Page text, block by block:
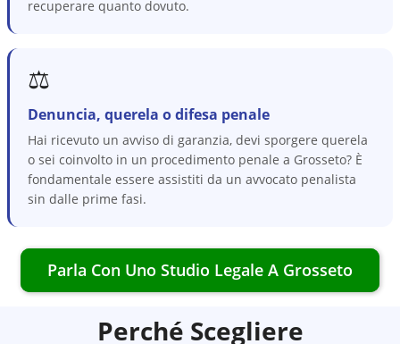
recuperare quanto dovuto.
⚖️
Denuncia, querela o difesa penale
Hai ricevuto un avviso di garanzia, devi sporgere querela
o sei coinvolto in un procedimento penale a Grosseto? È
fondamentale essere assistiti da un avvocato penalista
sin dalle prime fasi.
Parla Con Uno Studio Legale A Grosseto
Perché Scegliere